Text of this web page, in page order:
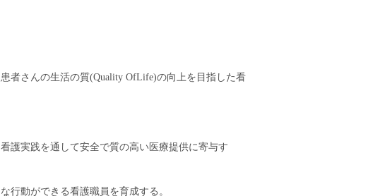
者さんの生活の質(Quality OfLife)の向上を目指した看
護実践を通して安全で質の高い医療提供に寄与す
行動ができる看護職員を育成する。